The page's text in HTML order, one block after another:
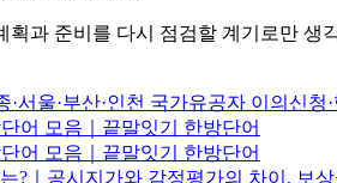
과 준비를 다시 점검할 계기로만
울·부산·인천 국가유공자 이의신청
어 모음｜끝말잇기 한방단어
어 모음｜끝말잇기 한방단어
?｜공시지가와 감정평가의 차이, 보